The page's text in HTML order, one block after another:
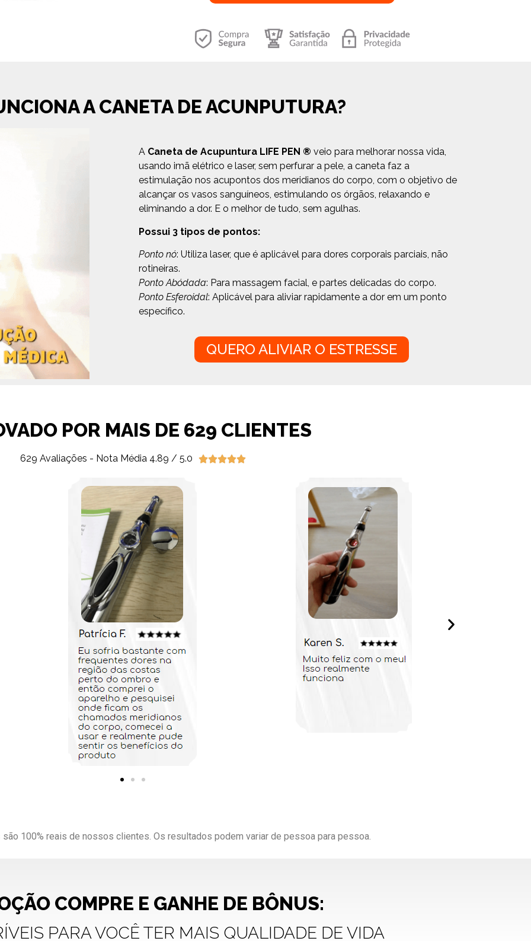
A CANETA DE ACUNPUTURA?
A Caneta de Acupuntura LIFE PEN ® veio para melhorar nossa vida,
usando imã elétrico e laser, sem perfurar a pele, a caneta faz a
estimulação nos acupontos dos meridianos do corpo, com o objetivo de
alcançar os vasos sanguíneos, estimulando os órgãos, relaxando e
eliminando a dor. E o melhor de tudo, sem agulhas.
Possui 3 tipos de pontos:
Ponto nó: Utiliza laser, que é aplicável para dores corporais parciais, não
rotineiras.
Ponto Abódada: Para massagem facial, e partes delicadas do corpo.
Ponto Esferoidal: Aplicável para aliviar rapidamente a dor em um ponto
específico.
QUERO ALIVIAR O ESTRESSE
POR MAIS DE 629 CLIENTES
629 Avaliações - Nota Média 4.89 / 5.0 
100% reais de nossos clientes. Os resultados podem variar de pessoa para pessoa.
COMPRE E GANHE DE BÔNUS:
PARA VOCÊ TER MAIS QUALIDADE DE VIDA